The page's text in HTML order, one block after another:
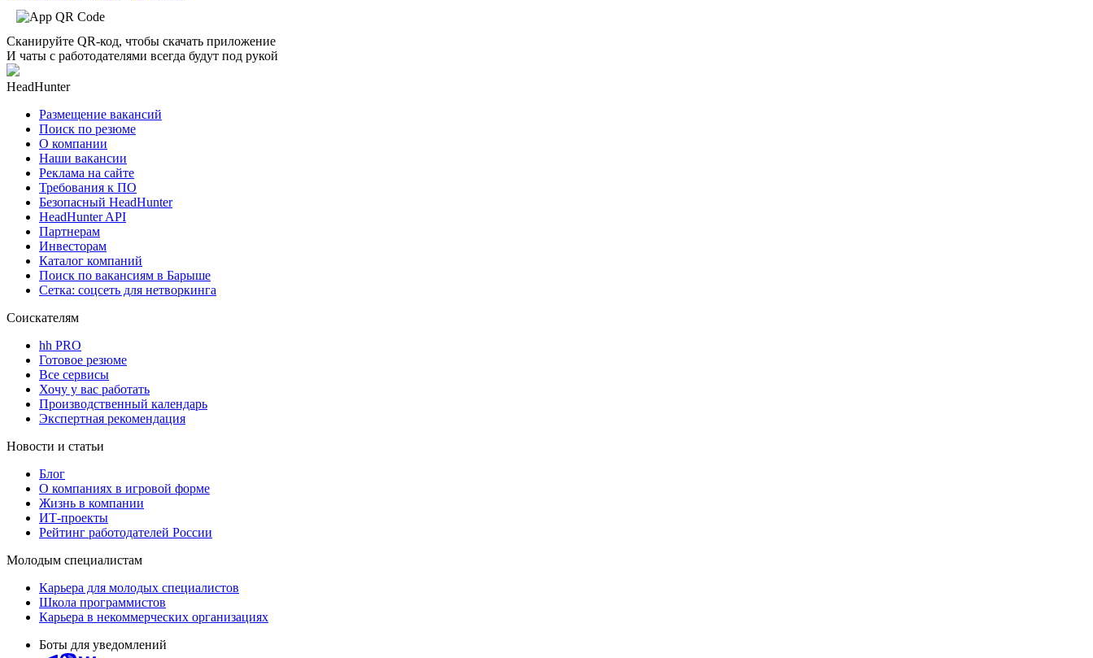
Сканируйте QR-код, чтобы скачать приложение
И чаты с работодателями всегда будут под рукой
HeadHunter
Размещение вакансий
Поиск по резюме
О компании
Наши вакансии
Реклама на сайте
Требования к ПО
Безопасный HeadHunter
HeadHunter API
Партнерам
Инвесторам
Каталог компаний
Поиск по вакансиям в Барыше
Сетка: соцсеть для нетворкинга
Соискателям
hh PRO
Готовое резюме
Все сервисы
Хочу у вас работать
Производственный календарь
Экспертная рекомендация
Новости и статьи
Блог
О компаниях в игровой форме
Жизнь в компании
ИТ-проекты
Рейтинг работодателей России
Молодым специалистам
Карьера для молодых специалистов
Школа программистов
Карьера в некоммерческих организациях
Боты для уведомлений